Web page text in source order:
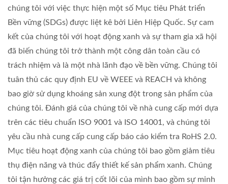
chúng tôi với việc thực hiện một số Mục tiêu Phát triển
Bền vững (SDGs) được liệt kê bởi Liên Hiệp Quốc. Sự cam
kết của chúng tôi với hoạt động xanh và sự tham gia xã hội
đã biến chúng tôi trở thành một công dân toàn cầu có
trách nhiệm và là một nhà lãnh đạo về bền vững. Chúng tôi
tuân thủ các quy định EU về WEEE và REACH và không
bao giờ sử dụng khoáng sản xung đột trong sản phẩm của
chúng tôi. Đánh giá của chúng tôi về nhà cung cấp mới dựa
trên các tiêu chuẩn ISO 9001 và ISO 14001, và chúng tôi
yêu cầu nhà cung cấp cung cấp báo cáo kiểm tra RoHS 2.0.
Mục tiêu hoạt động xanh của chúng tôi bao gồm giảm tiêu
thụ điện năng và thúc đẩy thiết kế sản phẩm xanh. Chúng
tôi tận hưởng các giá trị cốt lõi của mình bao gồm sự minh